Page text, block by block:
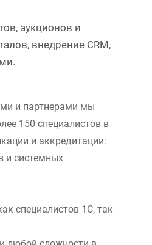
аукционов и
внедрение CRM,
и партнерами мы
150 специалистов в
и аккредитации:
и системных
специалистов 1С, так